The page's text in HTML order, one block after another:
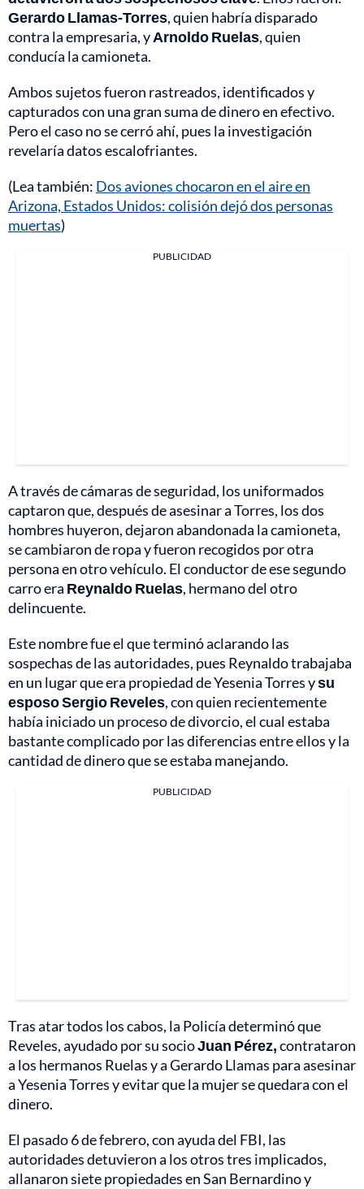
Gerardo Llamas-Torres, quien habría disparado
contra la empresaria, yArnoldo Ruelas, quien
conducía la camioneta.
Ambos sujetos fueron rastreados, identificados y
capturados con una gran suma de dinero en efectivo.
Pero el caso no se cerró ahí, pues la investigación
revelaría datos escalofriantes.
(Lea también: Dos aviones chocaron en el aire en
Arizona, Estados Unidos: colisión dejó dos personas
muertas)
PUBLICIDAD
A través de cámaras de seguridad, los uniformados
captaron que, después de asesinar a Torres, los dos
hombres huyeron, dejaron abandonada la camioneta,
se cambiaron de ropa y fueron recogidos por otra
persona en otro vehículo. El conductor de ese segundo
carro era Reynaldo Ruelas, hermano del otro
delincuente.
Este nombre fue el que terminó aclarando las
sospechas de las autoridades, pues Reynaldo trabajaba
en un lugar que era propiedad de Yesenia Torres ysu
esposoSergio Reveles, con quien recientemente
había iniciado un proceso de divorcio, el cual estaba
bastante complicado por las diferencias entre ellos y la
cantidad de dinero que se estaba manejando.
PUBLICIDAD
Tras atar todos los cabos, la Policía determinó que
Reveles, ayudado por su socioJuan Pérez,contrataron
a los hermanos Ruelas y a Gerardo Llamas para asesinar
a Yesenia Torres y evitar que la mujer se quedara con el
dinero.
El pasado 6 de febrero, con ayuda del FBI, las
autoridades detuvieron a los otros tres implicados,
allanaron siete propiedades en San Bernardino y